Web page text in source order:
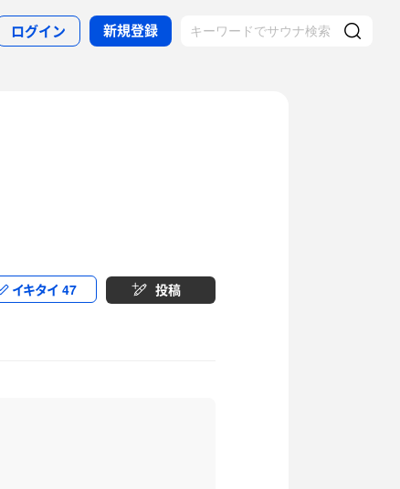
ログイン 新規登録
イキタイ 47 投稿